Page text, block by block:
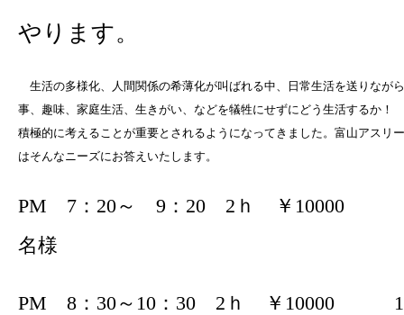
やります。
生活の多様化、人間関係の希薄化が叫ばれる中、日常生活を送りなが
事、趣味、家庭生活、生きがい、などを犠牲にせずにどう生活するか！
積極的に考えることが重要とされるようになってきました。富山アスリ
はそんなニーズにお答えいたします。
PM 7：20～ 9：20 2ｈ ￥10000
名様
PM 8：30～10：30 2ｈ ￥10000 1